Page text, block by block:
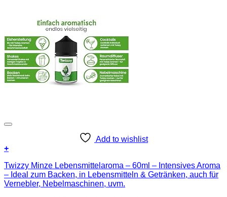
Add to wishlist
+
Twizzy Minze Lebensmittelaroma – 60ml – Intensives Aroma
– Ideal zum Backen, in Lebensmitteln & Getränken, auch für
Vernebler, Nebelmaschinen, uvm.